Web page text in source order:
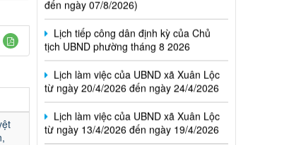
Lịch tiếp công dân định kỳ của Chủ
tịch UBND phường tháng 8 2026
Lịch làm việc của UBND xã Xuân Lộc
từ ngày 20/4/2026 đến ngày 24/4/2026
Lịch làm việc của UBND xã Xuân Lộc
từ ngày 13/4/2026 đến ngày 19/4/2026